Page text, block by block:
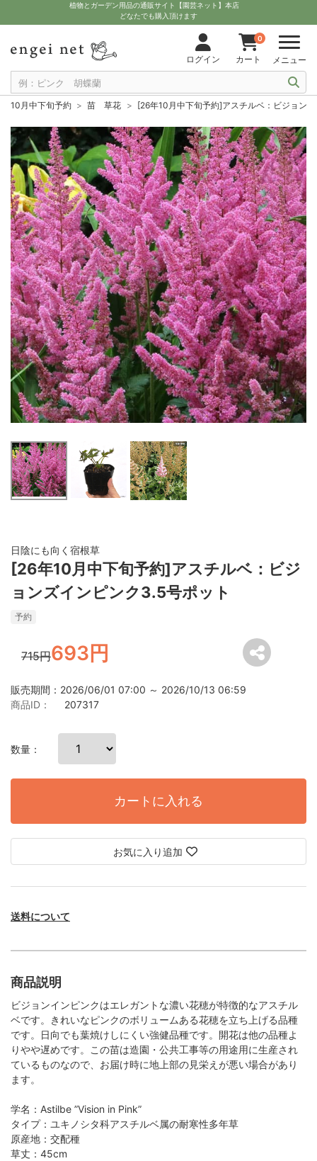
植物とガーデン用品の通販サイト【園芸ネット】本店
どなたでも購入頂けます
ログイン
0
カート メニュー
10月中下旬予約 苗 草花 [26年10月中下旬予約]アスチルベ：ビジョン
日陰にも向く宿根草
[26年10月中下旬予約]アスチルベ：ビジ
ョンズインピンク3.5号ポット
予約
715円693円
販売期間：2026/06/01 07:00 ～ 2026/10/13 06:59
商品ID：
207317
数量：
カートに入れる
お気に入り追加
送料について
商品説明
ビジョンインピンクはエレガントな濃い花穂が特徴的なアスチル
ベです。きれいなピンクのボリュームある花穂を立ち上げる品種
です。日向でも葉焼けしにくい強健品種です。開花は他の品種よ
りやや遅めです。この苗は造園・公共工事等の用途用に生産され
ているものなので、お届け時に地上部の見栄えが悪い場合があり
ます。
学名：Astilbe ”Vision in Pink”
タイプ：ユキノシタ科アスチルベ属の耐寒性多年草
原産地：交配種
草丈：45cm